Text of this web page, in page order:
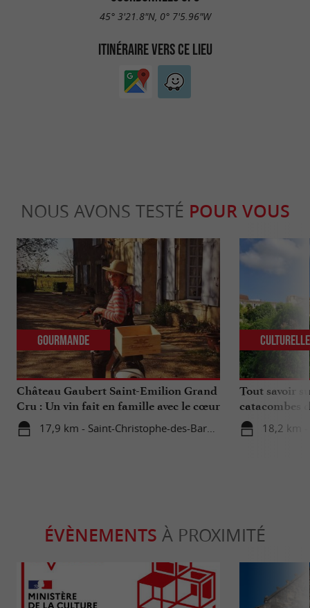
45° 3'21.8"N, 0° 7'5.96"W
ITINÉRAIRE VERS CE LIEU
NOUS AVONS TESTÉ POUR VOUS
Château Gaubert Saint-Emilion Grand
Cru : Un vin fait en famille avec le cœur
17,9 km - Saint-Christophe-des-Bardes
Gourmande
Tout savoir
catacombes
18,2 km
Culturelle
ÉVÈNEMENTS À PROXIMITÉ